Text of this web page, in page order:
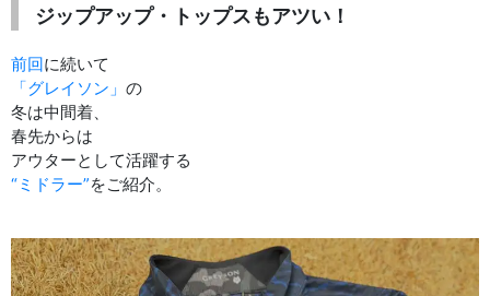
ジップアップ・トップスもアツい！
前回に続いて
「グレイソン」 の
冬は中間着、
春先からは
アウターとして活躍する
“ミドラー”をご紹介。